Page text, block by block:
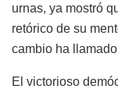
urnas, ya mostró
retórico de su
cambio ha
El victorioso